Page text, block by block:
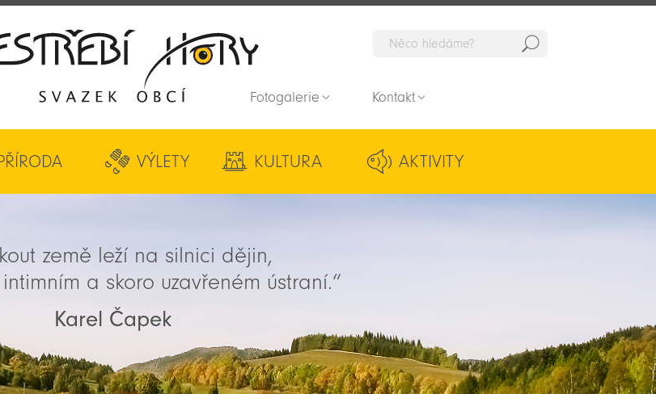
Fotogalerie Kontakt
VÝLETY KULTURA AKTIVITY
kout země leží na silnici dějin,
a skoro uzavřeném ústraní.“
Karel Čapek